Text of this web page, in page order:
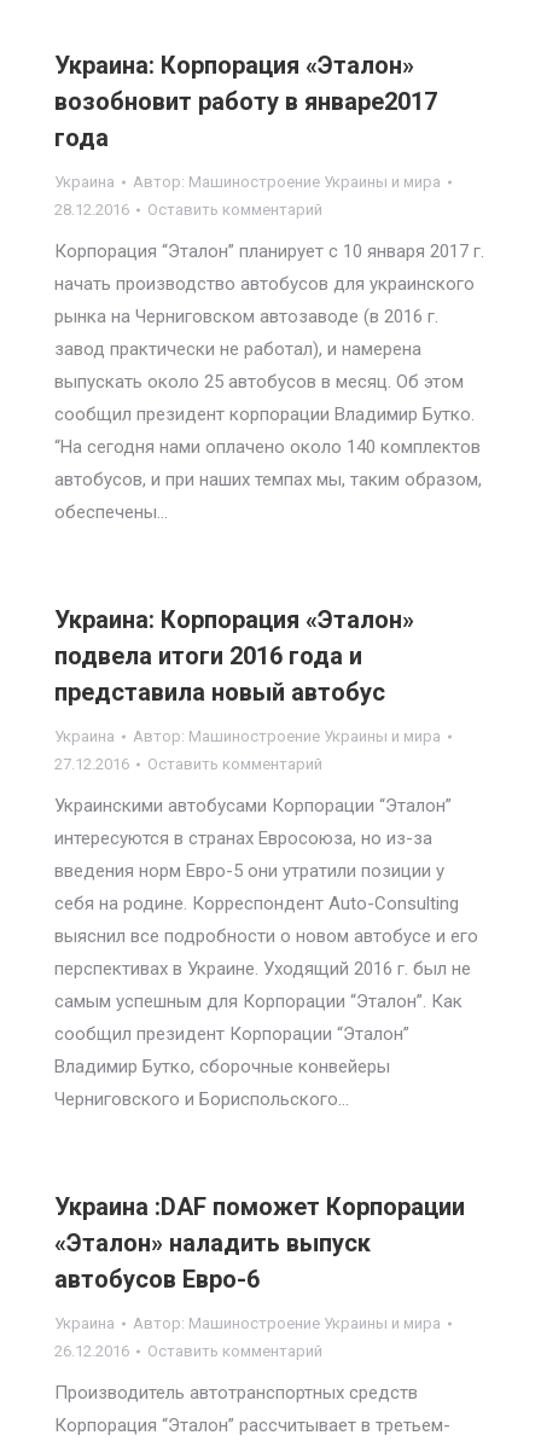
Украина: Корпорация «Эталон»
возобновит работу в январе2017
года
Украина Автор: Машиностроение Украины и мира
28.12.2016
Оставить комментарий
Корпорация “Эталон” планирует с 10 января 2017 г.
начать производство автобусов для украинского
рынка на Черниговском автозаводе (в 2016 г.
завод практически не работал), и намерена
выпускать около 25 автобусов в месяц. Об этом
сообщил президент корпорации Владимир Бутко.
“На сегодня нами оплачено около 140 комплектов
автобусов, и при наших темпах мы, таким образом,
обеспечены…
Украина: Корпорация «Эталон»
подвела итоги 2016 года и
представила новый автобус
Украина Автор: Машиностроение Украины и мира
27.12.2016
Оставить комментарий
Украинскими автобусами Корпорации “Эталон”
интересуются в странах Евросоюза, но из-за
введения норм Евро-5 они утратили позиции у
себя на родине. Корреспондент Auto-Consulting
выяснил все подробности о новом автобусе и его
перспективах в Украине. Уходящий 2016 г. был не
самым успешным для Корпорации “Эталон”. Как
сообщил президент Корпорации “Эталон”
Владимир Бутко, сборочные конвейеры
Черниговского и Бориспольского…
Украина :DAF поможет Корпорации
«Эталон» наладить выпуск
автобусов Евро-6
Украина Автор: Машиностроение Украины и мира
26.12.2016
Оставить комментарий
Производитель автотранспортных средств
Корпорация “Эталон” рассчитывает в третьем-